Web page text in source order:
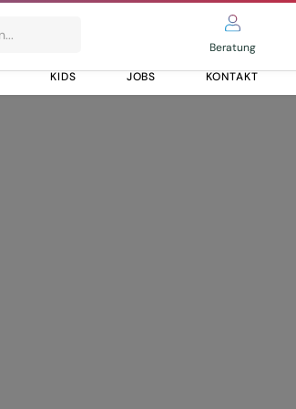
Beratung
KIDS JOBS KONTAKT